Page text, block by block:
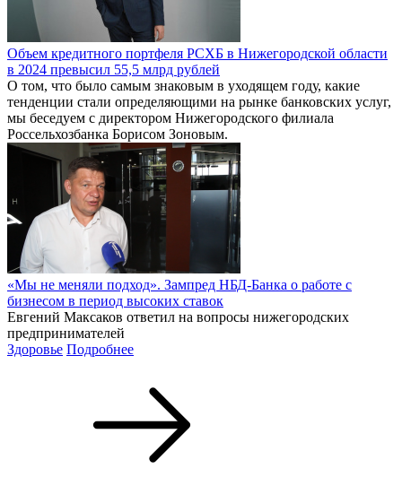
Объем кредитного портфеля РСХБ в Нижегородской области
в 2024 превысил 55,5 млрд рублей
О том, что было самым знаковым в уходящем году, какие
тенденции стали определяющими на рынке банковских услуг,
мы беседуем с директором Нижегородского филиала
Россельхозбанка Борисом Зоновым.
«Мы не меняли подход». Зампред НБД-Банка о работе с
бизнесом в период высоких ставок
Евгений Максаков ответил на вопросы нижегородских
предпринимателей
Здоровье Подробнее